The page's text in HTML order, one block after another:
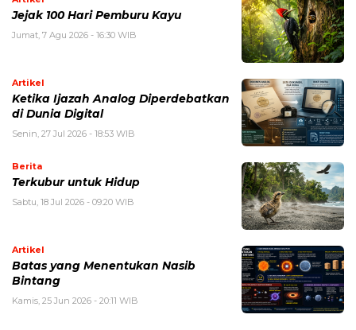
Jejak 100 Hari Pemburu Kayu
Jumat, 7 Agu 2026 - 16:30 WIB
Artikel
Ketika Ijazah Analog Diperdebatkan
di Dunia Digital
Senin, 27 Jul 2026 - 18:53 WIB
Berita
Terkubur untuk Hidup
Sabtu, 18 Jul 2026 - 09:20 WIB
Artikel
Batas yang Menentukan Nasib
Bintang
Kamis, 25 Jun 2026 - 20:11 WIB